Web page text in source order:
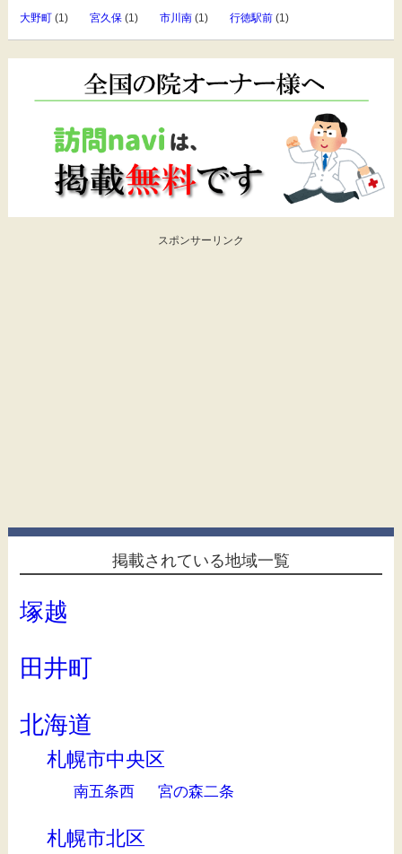
大野町(1) 宮久保(1) 市川南(1) 行徳駅前(1)
スポンサーリンク
掲載されている地域一覧
塚越
田井町
北海道
札幌市中央区
南五条西 宮の森二条
札幌市北区